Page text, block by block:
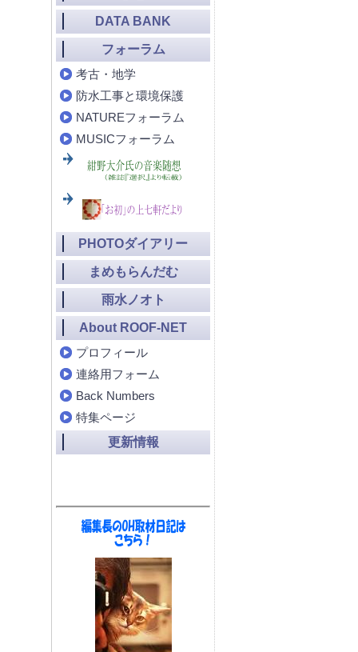
DATA BANK
フォーラム
考古・地学
防水工事と環境保護
NATUREフォーラム
MUSICフォーラム
PHOTOダイアリー
まめもらんだむ
雨水ノオト
About ROOF-NET
プロフィール
連絡用フォーム
Back Numbers
特集ページ
更新情報